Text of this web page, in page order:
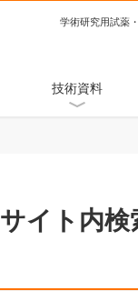
学術研究用試薬
技術資料
サイト内検